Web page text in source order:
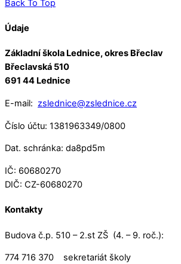
Back To Top
Údaje
Základní škola Lednice, okres Břeclav
Břeclavská 510
691 44 Lednice
E-mail: zslednice@zslednice.cz
Číslo účtu: 1381963349/0800
Dat. schránka: da8pd5m
IČ: 60680270
DIČ: CZ-60680270
Kontakty
Budova č.p. 510 – 2.st ZŠ (4. – 9. roč.):
774 716 370 sekretariát školy